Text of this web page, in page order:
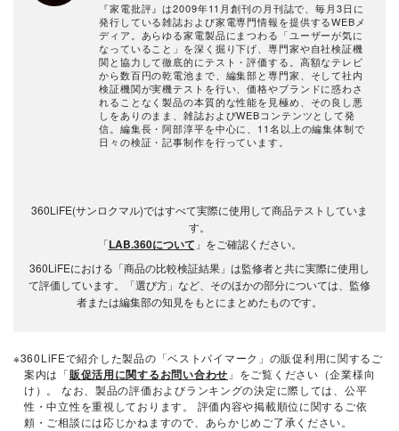
『家電批評』は2009年11月創刊の月刊誌で、毎月3日に
発行している雑誌および家電専門情報を提供するWEBメ
ディア。あらゆる家電製品にまつわる「ユーザーが気に
なっていること」を深く掘り下げ、専門家や自社検証機
関と協力して徹底的にテスト・評価する。高額なテレビ
から数百円の乾電池まで、編集部と専門家、そして社内
検証機関が実機テストを行い、価格やブランドに惑わさ
れることなく製品の本質的な性能を見極め、その良し悪
しをありのまま、雑誌およびWEBコンテンツとして発
信。編集長・阿部淳平を中心に、11名以上の編集体制で
日々の検証・記事制作を行っています。
360LiFE(サンロクマル)ではすべて実際に使用して商品テストしていま
す。
「LAB.360について 」をご確認ください。
360LiFEにおける「商品の比較検証結果」は監修者と共に実際に使用し
て評価しています。「選び方」など、そのほかの部分については、監修
者または編集部の知見をもとにまとめたものです。
※360LiFEで紹介した製品の「ベストバイマーク」の販促利用に関するご
案内は「販促活用に関するお問い合わせ 」をご覧ください（企業様向
け）。 なお、製品の評価およびランキングの決定に際しては、公平
性・中立性を重視しております。 評価内容や掲載順位に関するご依
頼・ご相談には応じかねますので、あらかじめご了承ください。